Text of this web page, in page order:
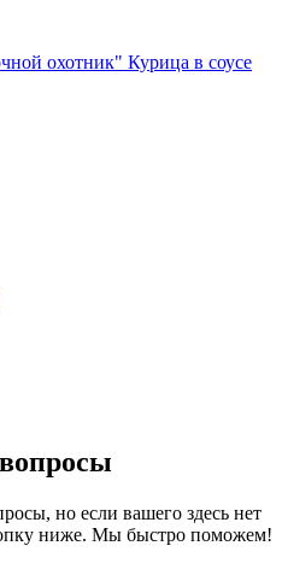
охотник" Курица в соусе
но если вашего здесь нет
ниже. Мы быстро поможем!